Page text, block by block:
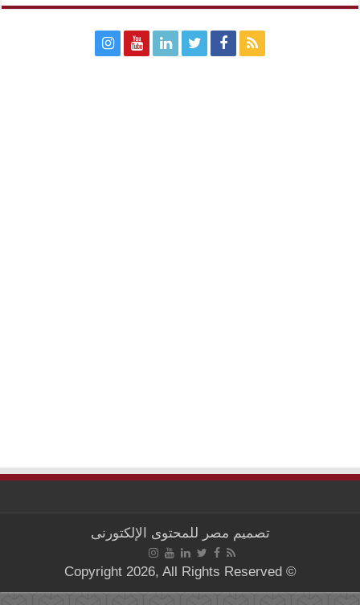
تصميم مصر للمحتوى الإلكتورنى
© Copyright 2026, All Rights Reserved